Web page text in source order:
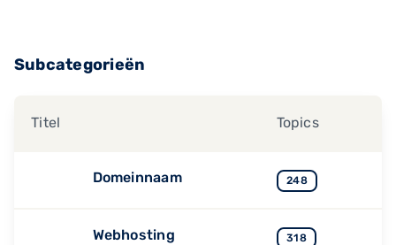
Subcategorieën
Titel Topics
Domeinnaam 248
Webhosting 318